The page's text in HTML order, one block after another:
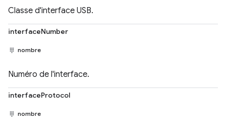
Classe d'interface USB.
interfaceNumber
nombre
Numéro de l'interface.
interfaceProtocol
nombre